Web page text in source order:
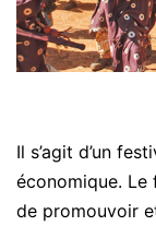
Il s’agit d’un
économique.
de promouvoir